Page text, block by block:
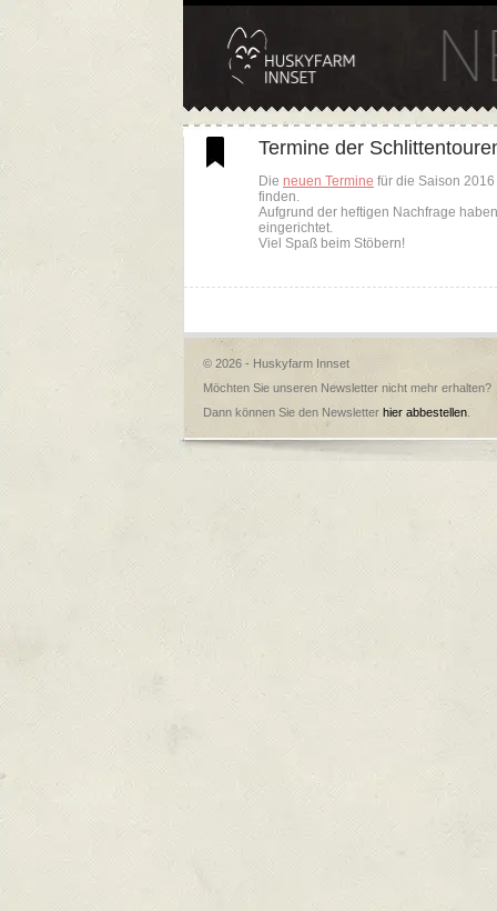
Termine der
Die neuen Termine für die Saison
finden.
Aufgrund der heftigen Nachfrage
eingerichtet.
Viel Spaß beim Stöbern!
© 2026 - Huskyfarm Innset
Möchten Sie unseren Newsletter nicht mehr erhalten?
Dann können Sie den Newsletter hier abbestellen